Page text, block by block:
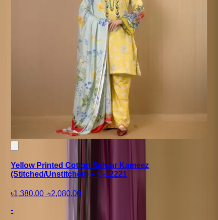
Yellow Printed Cotton Salwar Kameez
(Stitched/Unstitched) – C-12221
৳1,380.00 -৳2,080.00
-